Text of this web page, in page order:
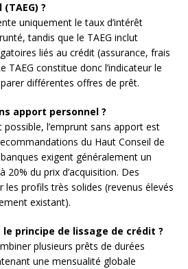
?
uniquement le taux d’intérêt
tandis que le TAEG inclut
liés au crédit (assurance, frais
TAEG constitue donc l’indicateur le
différentes offres de prêt.
apport personnel ?
l’emprunt sans apport est
du Haut Conseil de
exigent généralement un
20% du prix d’acquisition. Des
profils très solides (revenus élevés
existant).
principe de lissage de crédit ?
plusieurs prêts de durées
une mensualité globale